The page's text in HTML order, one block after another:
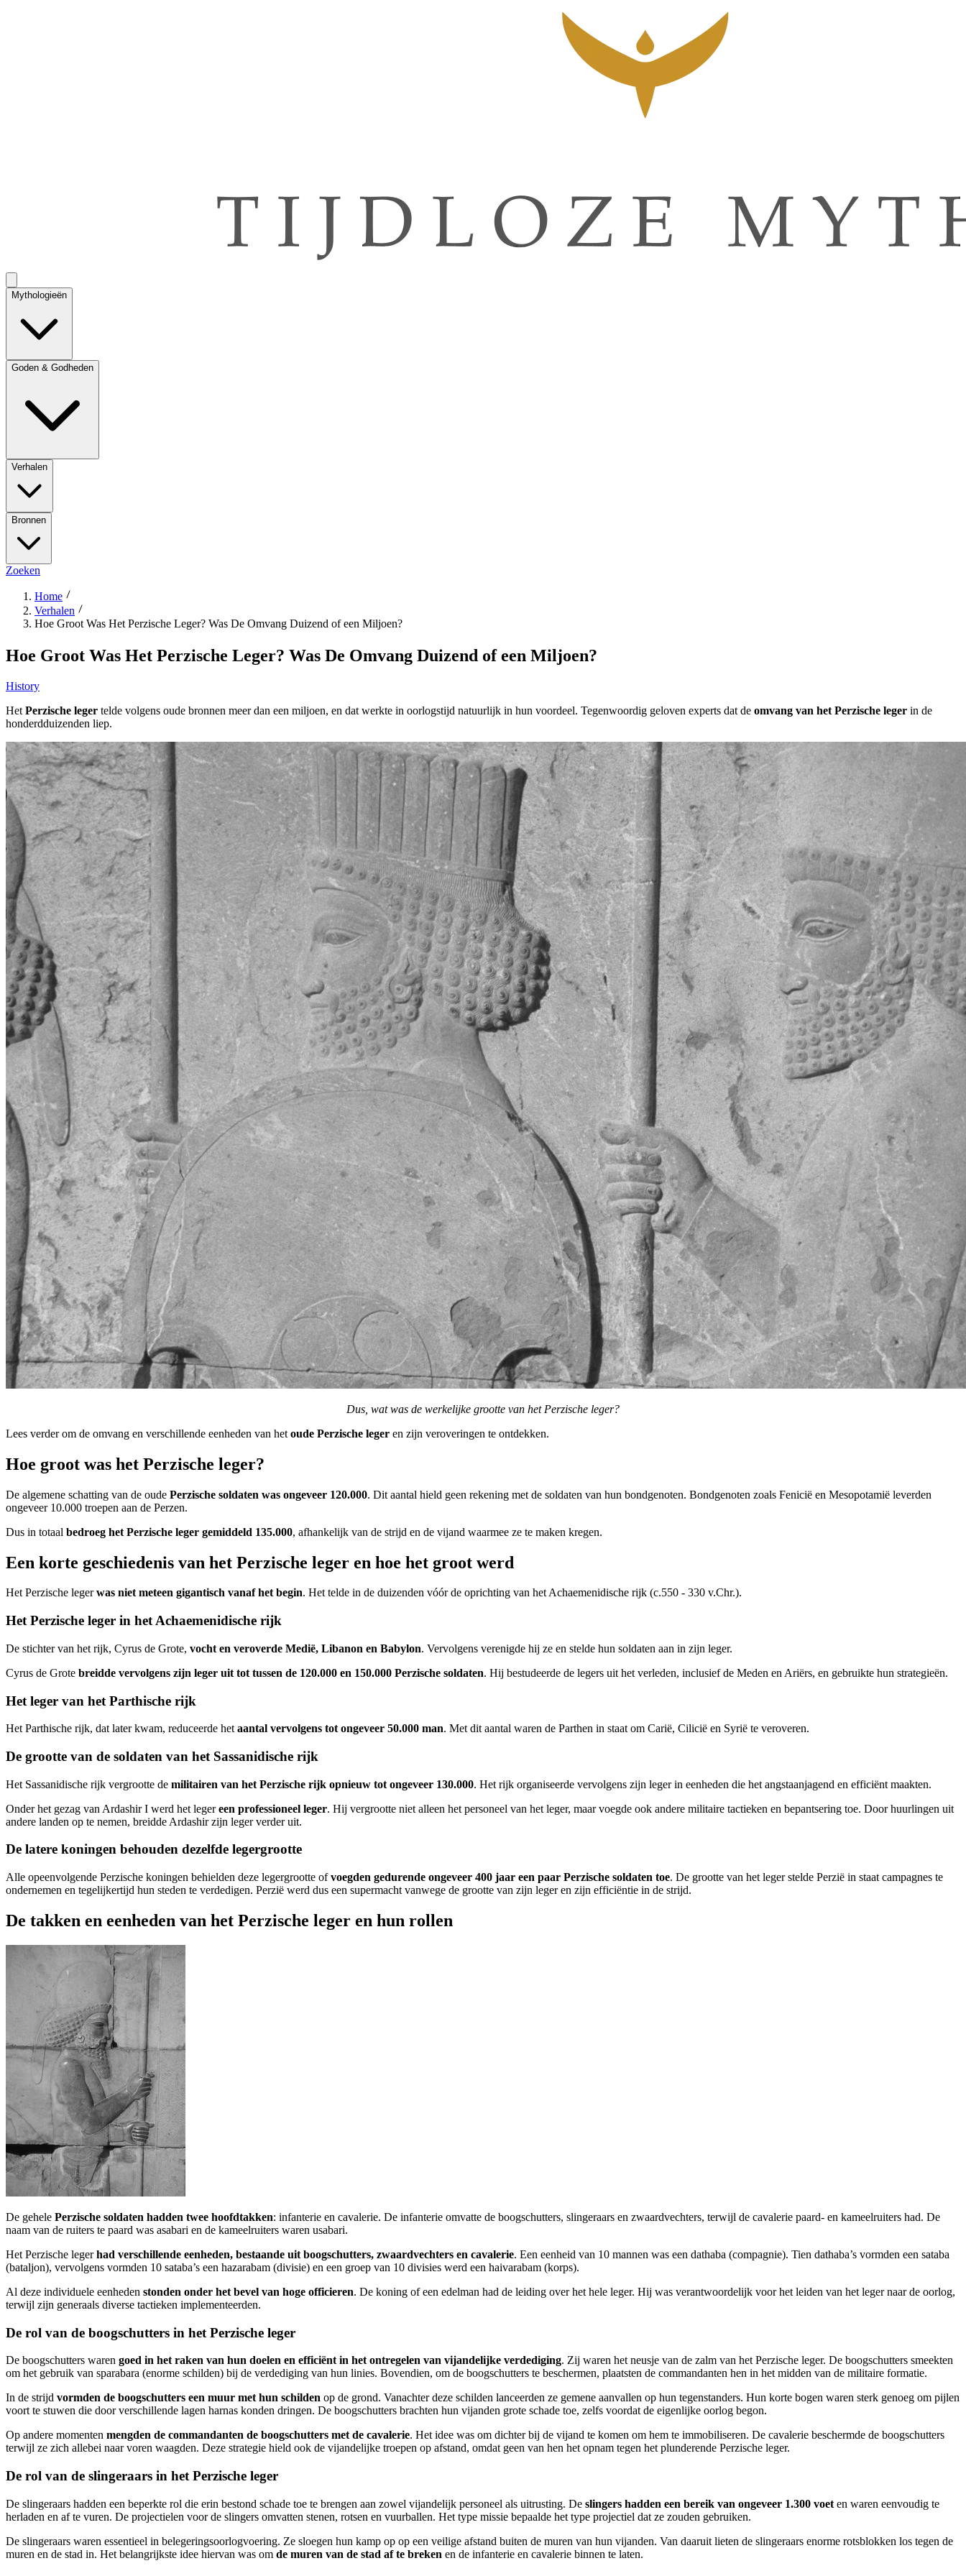
Mythologieën
Goden & Godheden
Verhalen
Bronnen
Zoeken
Home
Verhalen
Hoe Groot Was Het Perzische Leger? Was De Omvang Duizend of een Miljoen?
Hoe Groot Was Het Perzische Leger? Was De Omvang Duizend of een Miljoen?
History
Het Perzische leger telde volgens oude bronnen meer dan een miljoen, en dat werkte in oorlogstijd natuurlijk in hun voordeel. Tegenwoordig geloven experts dat de omvang van het Perzische leger in de
honderdduizenden liep.
Dus, wat was de werkelijke grootte van het Perzische leger?
Lees verder om de omvang en verschillende eenheden van het oude Perzische leger en zijn veroveringen te ontdekken.
Hoe groot was het Perzische leger?
De algemene schatting van de oude Perzische soldaten was ongeveer 120.000. Dit aantal hield geen rekening met de soldaten van hun bondgenoten. Bondgenoten zoals Fenicië en Mesopotamië leverden
ongeveer 10.000 troepen aan de Perzen.
Dus in totaal bedroeg het Perzische leger gemiddeld 135.000, afhankelijk van de strijd en de vijand waarmee ze te maken kregen.
Een korte geschiedenis van het Perzische leger en hoe het groot werd
Het Perzische legerwas niet meteen gigantisch vanaf het begin. Het telde in de duizenden vóór de oprichting van het Achaemenidische rijk (c.550 - 330 v.Chr.).
Het Perzische leger in het Achaemenidische rijk
De stichter van het rijk, Cyrus de Grote, vocht en veroverde Medië, Libanon en Babylon. Vervolgens verenigde hij ze en stelde hun soldaten aan in zijn leger.
Cyrus de Grote breidde vervolgens zijn leger uit tot tussen de 120.000 en 150.000 Perzische soldaten. Hij bestudeerde de legers uit het verleden, inclusief de Meden en Ariërs, en gebruikte hun strategieën.
Het leger van het Parthische rijk
Het Parthische rijk, dat later kwam, reduceerde het aantal vervolgens tot ongeveer 50.000 man. Met dit aantal waren de Parthen in staat om Carië, Cilicië en Syrië te veroveren.
De grootte van de soldaten van het Sassanidische rijk
Het Sassanidische rijk vergrootte de militairen van het Perzische rijk opnieuw tot ongeveer 130.000. Het rijk organiseerde vervolgens zijn leger in eenheden die het angstaanjagend en efficiënt maakten.
Onder het gezag van Ardashir I werd het legereen professioneel leger. Hij vergrootte niet alleen het personeel van het leger, maar voegde ook andere militaire tactieken en bepantsering toe. Door huurlingen uit
andere landen op te nemen, breidde Ardashir zijn leger verder uit.
De latere koningen behouden dezelfde legergrootte
Alle opeenvolgende Perzische koningen behielden deze legergrootte ofvoegden gedurende ongeveer 400 jaar een paar Perzische soldaten toe. De grootte van het leger stelde Perzië in staat campagnes te
ondernemen en tegelijkertijd hun steden te verdedigen. Perzië werd dus een supermacht vanwege de grootte van zijn leger en zijn efficiëntie in de strijd.
De takken en eenheden van het Perzische leger en hun rollen
De gehele Perzische soldaten hadden twee hoofdtakken: infanterie en cavalerie. De infanterie omvatte de boogschutters, slingeraars en zwaardvechters, terwijl de cavalerie paard- en kameelruiters had. De
naam van de ruiters te paard was asabari en de kameelruiters waren usabari.
Het Perzische legerhad verschillende eenheden, bestaande uit boogschutters, zwaardvechters en cavalerie. Een eenheid van 10 mannen was een dathaba (compagnie). Tien dathaba’s vormden een sataba
(bataljon), vervolgens vormden 10 sataba’s een hazarabam (divisie) en een groep van 10 divisies werd een haivarabam (korps).
Al deze individuele eenheden stonden onder het bevel van hoge officieren. De koning of een edelman had de leiding over het hele leger. Hij was verantwoordelijk voor het leiden van het leger naar de oorlog,
terwijl zijn generaals diverse tactieken implementeerden.
De rol van de boogschutters in het Perzische leger
De boogschutters waren goed in het raken van hun doelen en efficiënt in het ontregelen van vijandelijke verdediging. Zij waren het neusje van de zalm van het Perzische leger. De boogschutters smeekten
om het gebruik van sparabara (enorme schilden) bij de verdediging van hun linies. Bovendien, om de boogschutters te beschermen, plaatsten de commandanten hen in het midden van de militaire formatie.
In de strijd vormden de boogschutters een muur met hun schilden op de grond. Vanachter deze schilden lanceerden ze gemene aanvallen op hun tegenstanders. Hun korte bogen waren sterk genoeg om pijlen
voort te stuwen die door verschillende lagen harnas konden dringen. De boogschutters brachten hun vijanden grote schade toe, zelfs voordat de eigenlijke oorlog begon.
Op andere momenten mengden de commandanten de boogschutters met de cavalerie. Het idee was om dichter bij de vijand te komen om hem te immobiliseren. De cavalerie beschermde de boogschutters
terwijl ze zich allebei naar voren waagden. Deze strategie hield ook de vijandelijke troepen op afstand, omdat geen van hen het opnam tegen het plunderende Perzische leger.
De rol van de slingeraars in het Perzische leger
De slingeraars hadden een beperkte rol die erin bestond schade toe te brengen aan zowel vijandelijk personeel als uitrusting. De slingers hadden een bereik van ongeveer 1.300 voet en waren eenvoudig te
herladen en af te vuren. De projectielen voor de slingers omvatten stenen, rotsen en vuurballen. Het type missie bepaalde het type projectiel dat ze zouden gebruiken.
De slingeraars waren essentieel in belegeringsoorlogvoering. Ze sloegen hun kamp op op een veilige afstand buiten de muren van hun vijanden. Van daaruit lieten de slingeraars enorme rotsblokken los tegen de
muren en de stad in. Het belangrijkste idee hiervan was om de muren van de stad af te breken en de infanterie en cavalerie binnen te laten.